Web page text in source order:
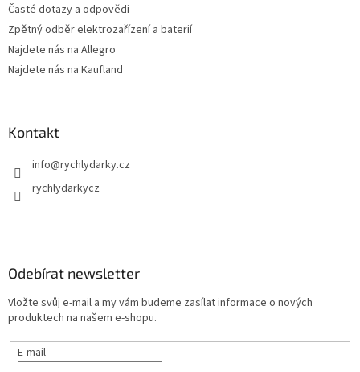
Časté dotazy a odpovědi
Zpětný odběr elektrozařízení a baterií
Najdete nás na Allegro
Najdete nás na Kaufland
Kontakt
info@rychlydarky.cz
rychlydarkycz
Odebírat newsletter
Vložte svůj e-mail a my vám budeme zasílat informace o nových
produktech na našem e-shopu.
E-mail